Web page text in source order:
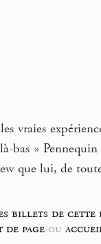
vraies
bas »
que lui, de
billets de cette
pageou